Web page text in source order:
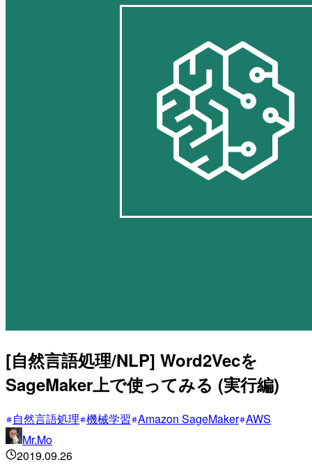
[自然言語処理/NLP] Word2Vecを
SageMaker上で使ってみる (実行編)
自然言語処理 機械学習 Amazon SageMaker AWS
Mr.Mo
2019.09.26